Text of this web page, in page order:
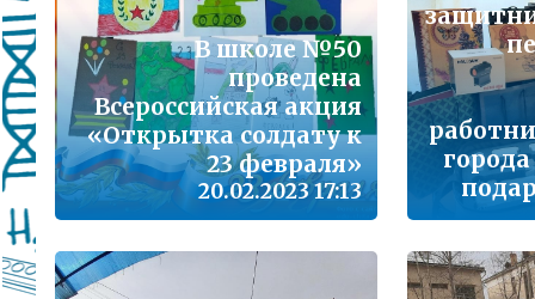
Школа управленческого резерва: Ваш
Подробнее...
ВАШ РЕБЁНОК ИДЁТ В ДЕТСКИЙ САД
Подробнее...
Детский телефон доверия
Подробнее...
В школе №50
проведена
Всероссийская акция
«Открытка солдату к
23 февраля»
20.02.2023 17:13